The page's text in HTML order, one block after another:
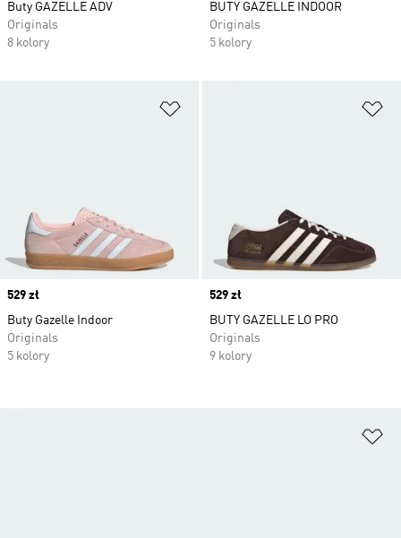
Buty GAZELLE ADV
Originals
8 kolory
BUTY GAZELLE INDOOR
Originals
5 kolory
Price
529 zł
Buty Gazelle Indoor
Originals
5 kolory
Price
529 zł
BUTY GAZELLE LO PRO
Originals
9 kolory